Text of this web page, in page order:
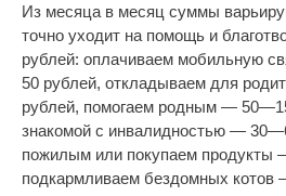
Из месяца в месяц суммы
точно уходит на помощь и
рублей: оплачиваем мобильную
50 рублей, откладываем для
рублей, помогаем родным —
знакомой с инвалидностью —
пожилым или покупаем продукты
подкармливаем бездомных котов